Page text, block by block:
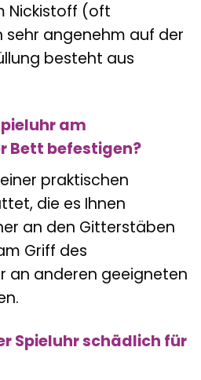
Nickistoff (oft
sehr angenehm auf der
besteht aus
am
Bett befestigen?
praktischen
die es Ihnen
an den Gitterstäben
Griff des
an anderen geeigneten
Spieluhr schädlich für